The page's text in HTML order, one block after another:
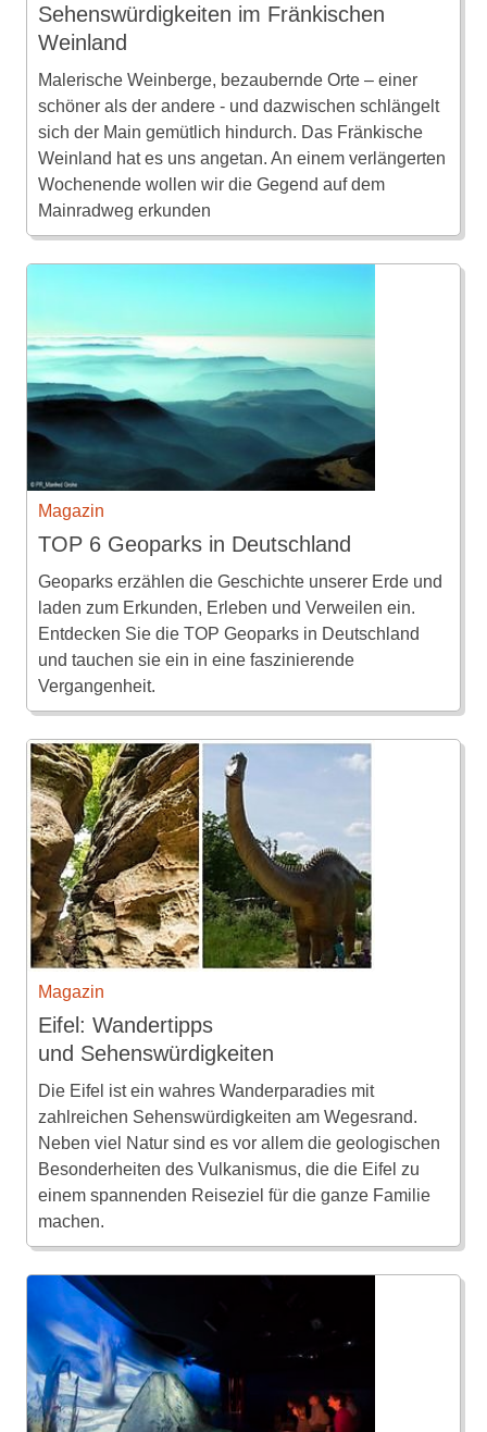
Sehenswürdigkeiten im Fränkischen
Weinland
Malerische Weinberge, bezaubernde Orte – einer
schöner als der andere - und dazwischen schlängelt
sich der Main gemütlich hindurch. Das Fränkische
Weinland hat es uns angetan. An einem verlängerten
Wochenende wollen wir die Gegend auf dem
Mainradweg erkunden
Magazin
TOP 6 Geoparks in Deutschland
Geoparks erzählen die Geschichte unserer Erde und
laden zum Erkunden, Erleben und Verweilen ein.
Entdecken Sie die TOP Geoparks in Deutschland
und tauchen sie ein in eine faszinierende
Vergangenheit.
Magazin
Eifel: Wandertipps
und Sehenswürdigkeiten
Die Eifel ist ein wahres Wanderparadies mit
zahlreichen Sehenswürdigkeiten am Wegesrand.
Neben viel Natur sind es vor allem die geologischen
Besonderheiten des Vulkanismus, die die Eifel zu
einem spannenden Reiseziel für die ganze Familie
machen.